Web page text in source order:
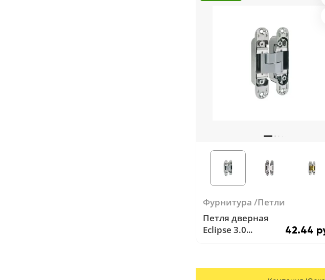
Фурнитура Петли
Петля дверная
Eclipse 3.0
42.44